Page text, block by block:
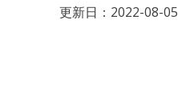
更新日： 2022-08-05